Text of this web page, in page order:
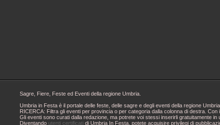
Sagre, Fiere, Feste ed Eventi della regione Umbria.
Umbria in Festa è il portale delle feste, delle sagre e degli eventi della regione
RICERCA: Filtra gli eventi per provincia o per categoria dalla colonna di destra.
Gli eventi sono curati dalla redazione, ma potrete voi stessi inserirli gratuitamente
Diventando utenti certificati di Umbria In Festa, potete acquisire privilegi di